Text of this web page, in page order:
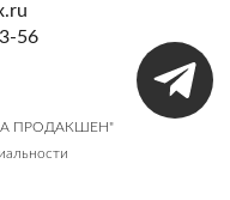
56
ПРОДАКШЕН"